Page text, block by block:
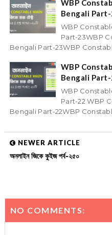
WBP
Bengali
WBP
Part-23WBP
Bengali Part-23WBP Constable
WBP
Bengali
WBP
Part-22 WBP
Bengali Part-22WBP Constable
NEWER ARTICLE
অনলাইন জিকে কুইজ পর্ব-২৫০
NO COMMENTS: